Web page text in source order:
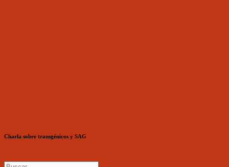
Charla sobre transgénicos y SAG